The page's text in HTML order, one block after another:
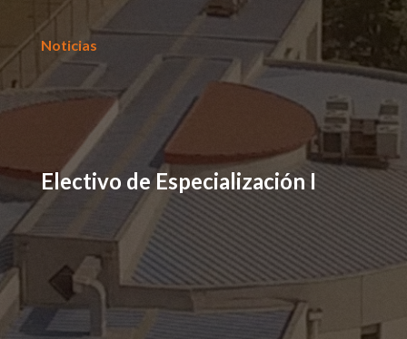
Noticias
Electivo de Especialización I